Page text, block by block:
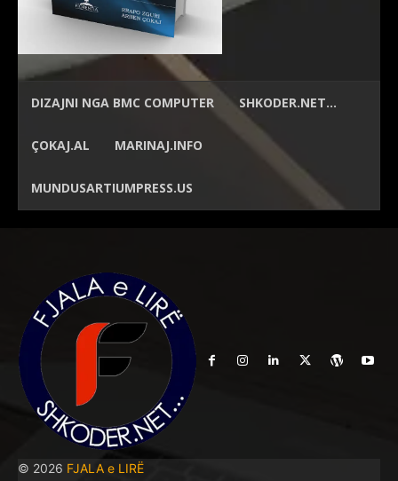
DIZAJNI NGA BMC COMPUTER SHKODER.NET…
ÇOKAJ.AL MARINAJ.INFO
MUNDUSARTIUMPRESS.US
© 2026 FJALA e LIRË